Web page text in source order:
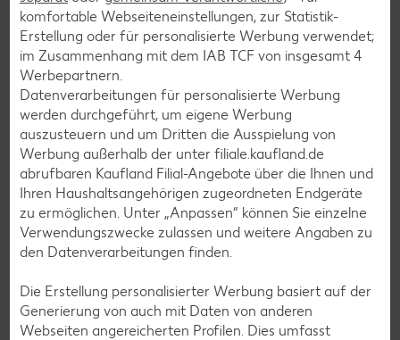
Burger-Rezepte
Pizza-Rezepte
Pasta-Rezepte
Sushi-Rezepte
Raclette-Rezepte
Flammkuchen-Rezepte
Frühstücksrezepte
Salat-Rezepte
Spargel-Rezepte
komfortable Webseiteneinstellungen, zur Statistik-
Erstellung oder für personalisierte Werbung verwendet;
im Zusammenhang mit dem IAB TCF von insgesamt 4
Werbepartnern.
Datenverarbeitungen für personalisierte Werbung
werden durchgeführt, um eigene Werbung
auszusteuern und um Dritten die Ausspielung von
Werbung außerhalb der unter filiale.kaufland.de
abrufbaren Kaufland Filial-Angebote über die Ihnen und
Ihren Haushaltsangehörigen zugeordneten Endgeräte
zu ermöglichen. Unter „Anpassen“ können Sie einzelne
Verwendungszwecke zulassen und weitere Angaben zu
den Datenverarbeitungen finden.
Die Erstellung personalisierter Werbung basiert auf der
Generierung von auch mit Daten von anderen
Webseiten angereicherten Profilen. Dies umfasst